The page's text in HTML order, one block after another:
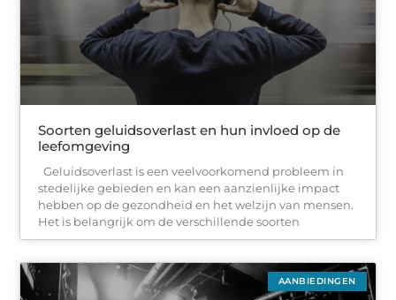
Soorten geluidsoverlast en hun invloed op de
leefomgeving
Geluidsoverlast is een veelvoorkomend probleem in
stedelijke gebieden en kan een aanzienlijke impact
hebben op de gezondheid en het welzijn van mensen.
Het is belangrijk om de verschillende soorten
AANBIEDINGEN